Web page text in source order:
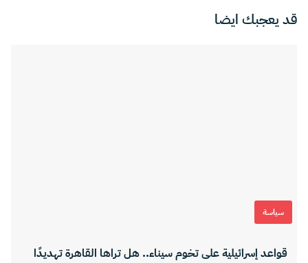
قد يعجبك ايضا
سياسة
قواعد إسرائيلية على تخوم سيناء.. هل تراها القاهرة تهديدًا